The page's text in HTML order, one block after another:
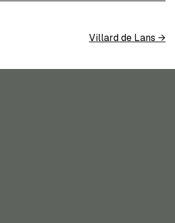
Villard de Lans →